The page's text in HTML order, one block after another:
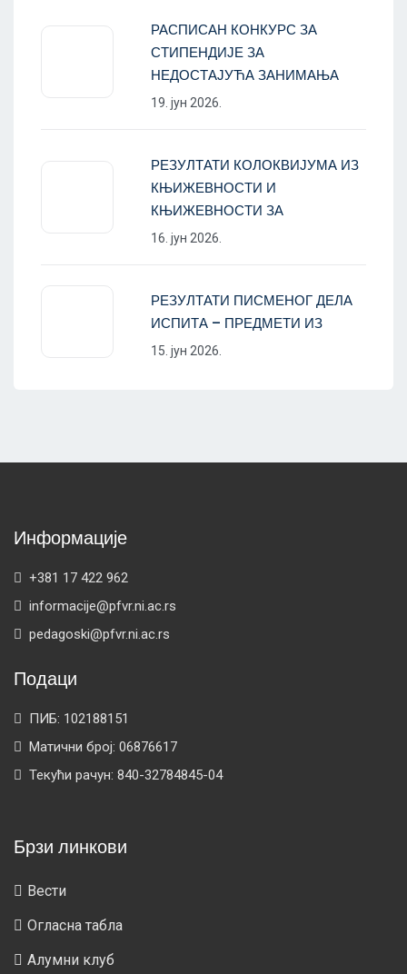
РАСПИСАН КОНКУРС ЗА
СТИПЕНДИЈЕ ЗА
НЕДОСТАЈУЋА ЗАНИМАЊА
19. јун 2026.
РЕЗУЛТАТИ КОЛОКВИЈУМА ИЗ
КЊИЖЕВНОСТИ И
КЊИЖЕВНОСТИ ЗА
16. јун 2026.
РЕЗУЛТАТИ ПИСМЕНОГ ДЕЛА
ИСПИТА – ПРЕДМЕТИ ИЗ
15. јун 2026.
Информације
+381 17 422 962
informacije@pfvr.ni.ac.rs
pedagoski@pfvr.ni.ac.rs
Подаци
ПИБ: 102188151
Матични број: 06876617
Текући рачун: 840-32784845-04
Брзи линкови
Вести
Огласна табла
Алумни клуб